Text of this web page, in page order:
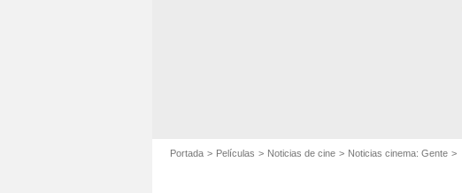
Portada Películas Noticias de cine Noticias cinema: Gente